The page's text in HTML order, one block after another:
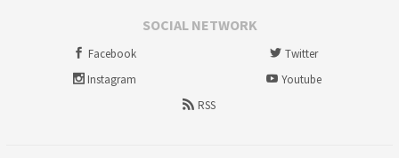
SOCIAL NETWORK
Facebook
Twitter
Instagram
Youtube
RSS